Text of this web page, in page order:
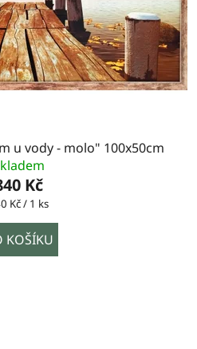
u vody - molo" 100x50cm
Kč
Kč / 1 ks
KOŠÍKU